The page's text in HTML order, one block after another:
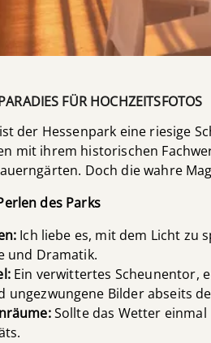
FÜR HOCHZEITSFOTOS
der Hessenpark eine riesige
mit ihrem historischen
Doch die wahre
des Parks
Ich liebe es, mit dem Licht zu
und Dramatik.
Ein verwittertes Scheunentor,
ungezwungene Bilder abseits
Sollte das Wetter